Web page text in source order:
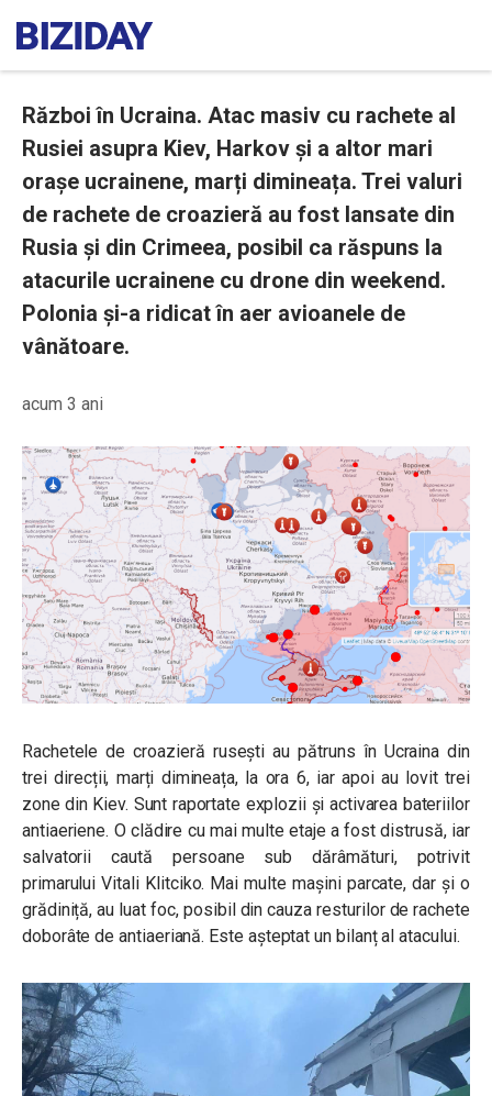
Război în Ucraina. Atac masiv cu rachete al
Rusiei asupra Kiev, Harkov și a altor mari
orașe ucrainene, marți dimineața. Trei valuri
de rachete de croazieră au fost lansate din
Rusia și din Crimeea, posibil ca răspuns la
atacurile ucrainene cu drone din weekend.
Polonia și-a ridicat în aer avioanele de
vânătoare.
acum 3 ani
Rachetele de croazieră rusești au pătruns în Ucraina din
trei direcții, marți dimineața, la ora 6, iar apoi au lovit trei
zone din Kiev. Sunt raportate explozii și activarea bateriilor
antiaeriene. O clădire cu mai multe etaje a fost distrusă, iar
salvatorii caută persoane sub dărâmături, potrivit
primarului Vitali Klitciko. Mai multe mașini parcate, dar și o
grădiniță, au luat foc, posibil din cauza resturilor de rachete
doborâte de antiaeriană. Este așteptat un bilanț al atacului.